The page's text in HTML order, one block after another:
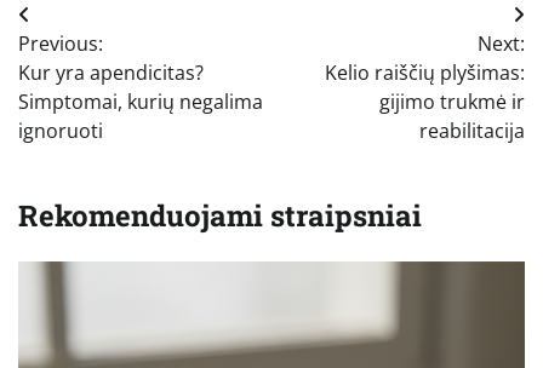
Navigacija
tarp
įrašų
Previous:
Kur yra apendicitas?
Simptomai, kurių negalima
ignoruoti
Next:
Kelio raiščių plyšimas:
gijimo trukmė ir
reabilitacija
Rekomenduojami straipsniai